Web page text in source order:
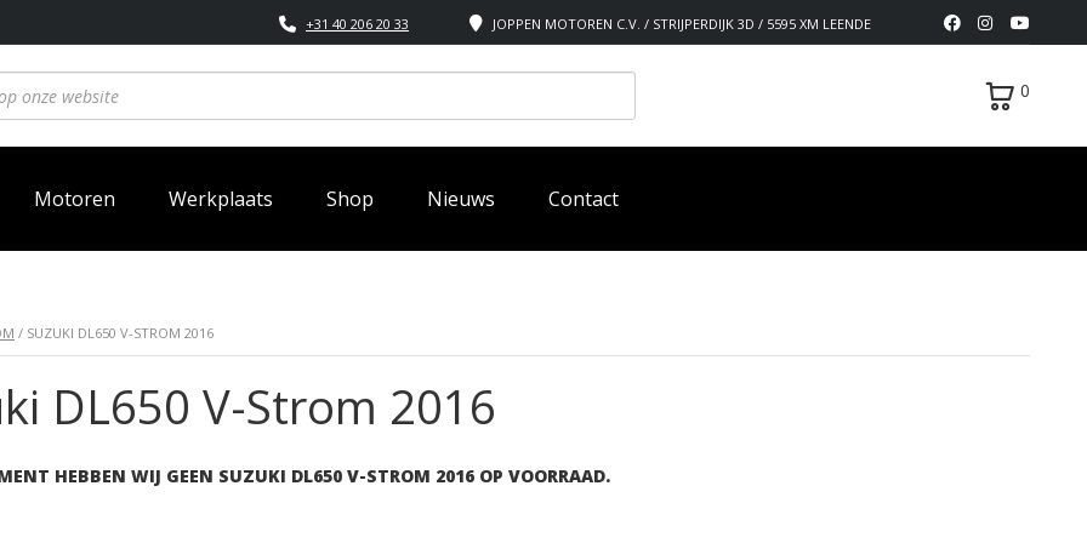
JOPPEN MOTOREN C.V. / STRIJPERDIJK 3D / 5595 XM LEENDE
+31 40 206 20 33
0
Motoren Werkplaats Shop Nieuws Contact
/ SUZUKI DL650 V-STROM 2016
DL650 V-Strom 2016
HEBBEN WIJ GEEN SUZUKI DL650 V-STROM 2016 OP VOORRAAD.